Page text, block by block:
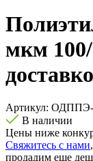
мкм
Артикул: ОДППЭ-
В наличии
Цены ниже
Свяжитесь с нами
продадим еще